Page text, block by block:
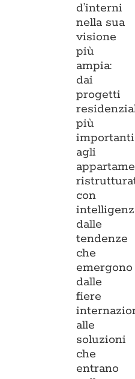
d’interni
nella sua
visione
più
ampia:
dai
progetti
più
importanti
agli
con
dalle
tendenze
che
emergono
dalle
fiere
alle
soluzioni
che
entrano